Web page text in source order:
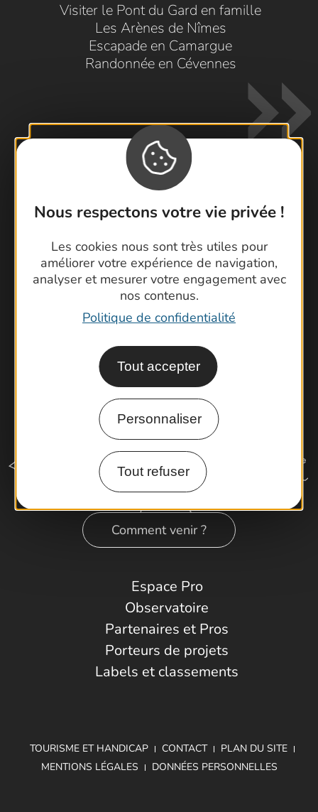
Nous respectons votre vie privée !
Les cookies nous sont très utiles pour
améliorer votre expérience de navigation,
analyser et mesurer votre engagement avec
nos contenus.
Politique de confidentialité
Tout accepter
Personnaliser
Tout refuser
Visiter le Pont du Gard en famille
Les Arènes de Nîmes
Escapade en Camargue
Randonnée en Cévennes
Contactez-nous !
Brochures
Cartoguides et Topoguides
Latitude Gard
Comment venir ?
Espace Pro
Observatoire
Partenaires et Pros
Porteurs de projets
Labels et classements
TOURISME ET HANDICAP CONTACT
PLAN DU SITE
MENTIONS LÉGALES
DONNÉES PERSONNELLES